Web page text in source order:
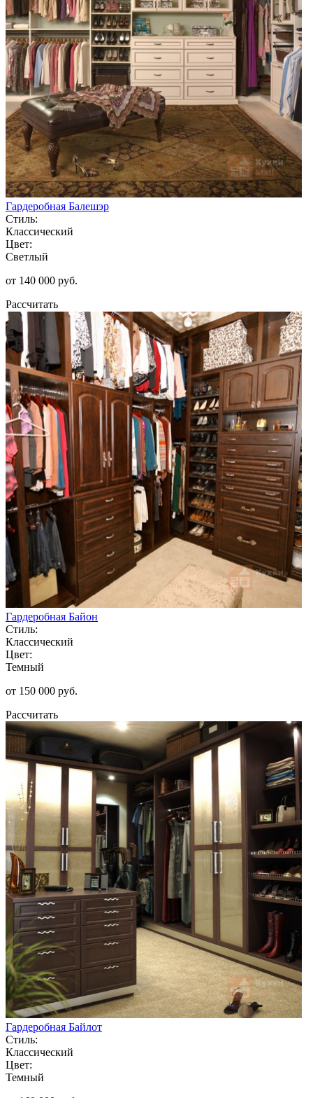
Гардеробная Балешэр
Стиль:
Классический
Цвет:
Светлый
от 140 000 руб.
Рассчитать
Гардеробная Байон
Стиль:
Классический
Цвет:
Темный
от 150 000 руб.
Рассчитать
Гардеробная Байлот
Стиль:
Классический
Цвет:
Темный